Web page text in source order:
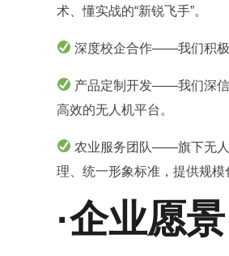
术、懂实战的“新锐飞手”。
深度校企合作——我们积极
产品定制开发——我们深信
高效的无人机平台。
农业服务团队——旗下无人
理、统一形象标准，提供规模
·企业愿景